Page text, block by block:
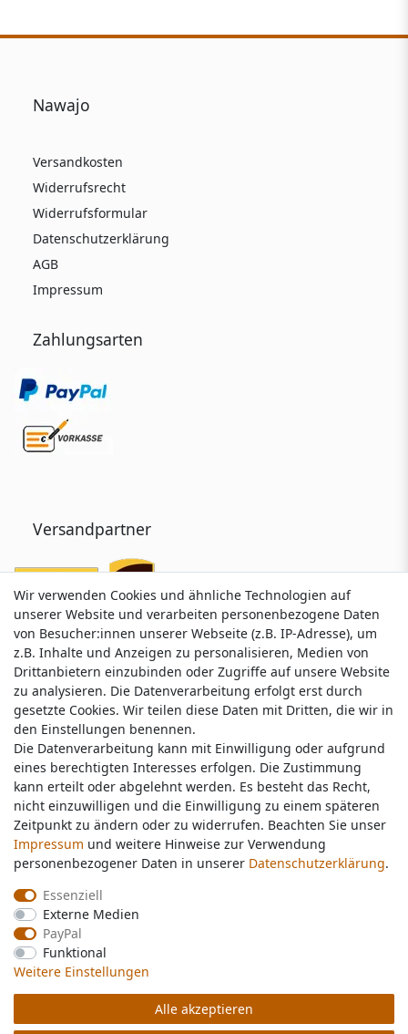
Nawajo
Versandkosten
Widerrufsrecht
Widerrufsformular
Datenschutzerklärung
AGB
Impressum
Zahlungsarten
Versandpartner
Service & Kontakt
Wünschen Sie einen Rückruf?
service@nawajo.de
Schreiben Sie uns:
service@nawajo.de
Durchschnittliche Bewertung von
Bewertungsgrundlage des Anbieters: 5 Verkaufs- und 3 Bewertungsplattformen
© Copyright 2026 nawajo.de | Alle Rechte vorbehalten.
Wir verwenden Cookies und ähnliche Technologien auf
unserer Website und verarbeiten personenbezogene Daten
von Besucher:innen unserer Webseite (z.B. IP-Adresse), um
z.B. Inhalte und Anzeigen zu personalisieren, Medien von
Drittanbietern einzubinden oder Zugriffe auf unsere Website
zu analysieren. Die Datenverarbeitung erfolgt erst durch
gesetzte Cookies. Wir teilen diese Daten mit Dritten, die wir in
den Einstellungen benennen.
Die Datenverarbeitung kann mit Einwilligung oder aufgrund
eines berechtigten Interesses erfolgen. Die Zustimmung
kann erteilt oder abgelehnt werden. Es besteht das Recht,
nicht einzuwilligen und die Einwilligung zu einem späteren
Zeitpunkt zu ändern oder zu widerrufen. Beachten Sie unser
Impressum und weitere Hinweise zur Verwendung
personenbezogener Daten in unserer Daten­schutz­erklärung.
Essenziell
Externe Medien
PayPal
Funktional
Weitere Einstellungen
Alle akzeptieren
Wir verwenden Cookies und ähnliche Technologien auf
unserer Website und verarbeiten personenbezogene Daten
von Besucher:innen unserer Webseite (z.B. IP-Adresse), um
z.B. Inhalte und Anzeigen zu personalisieren, Medien von
Drittanbietern einzubinden oder Zugriffe auf unsere Website
zu analysieren. Die Datenverarbeitung erfolgt erst durch
gesetzte Cookies. Wir teilen diese Daten mit Dritten, die wir in
den Einstellungen benennen.
Die Datenverarbeitung kann mit Einwilligung oder aufgrund
eines berechtigten Interesses erfolgen. Die Zustimmung
kann erteilt oder abgelehnt werden. Es besteht das Recht,
nicht einzuwilligen und die Einwilligung zu einem späteren
Zeitpunkt zu ändern oder zu widerrufen. Beachten Sie unser
Impressum und weitere Hinweise zur Verwendung
personenbezogener Daten in unserer Daten­schutz­erklärung.
Essenziell
Externe Medien
PayPal
Funktional
Weitere Einstellungen
Alle akzeptieren